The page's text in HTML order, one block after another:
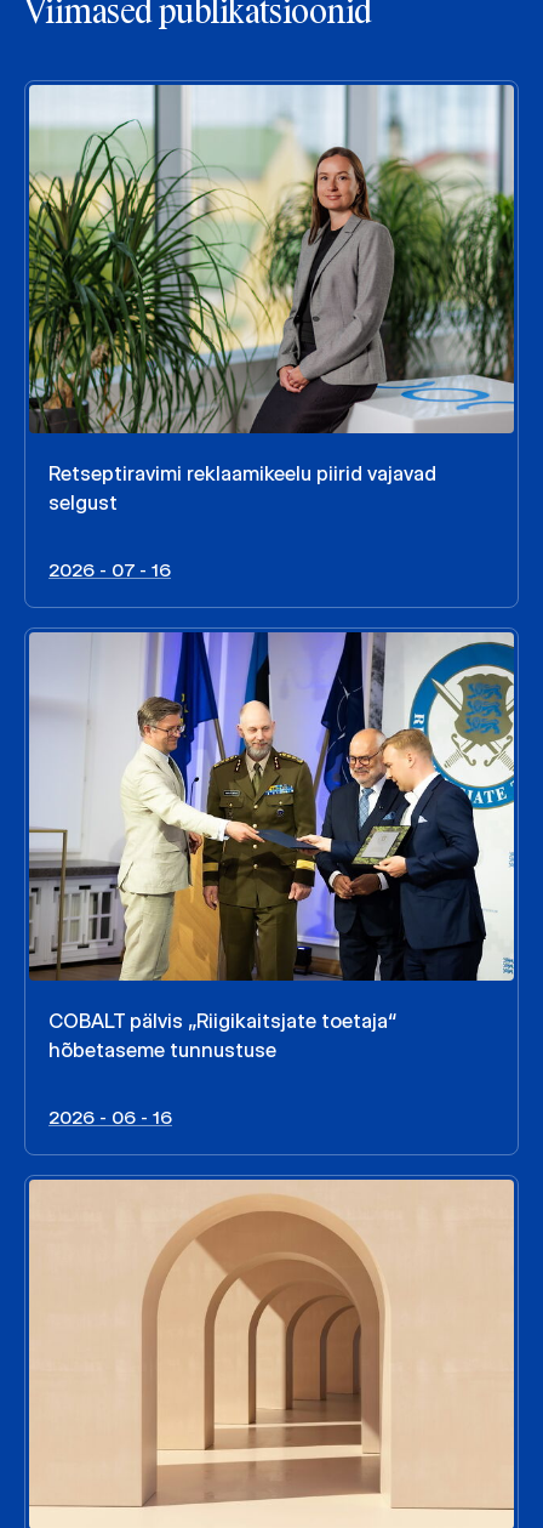
Viimased publikatsioonid
Retseptiravimi reklaamikeelu piirid vajavad
selgust
2026 - 07 - 16
COBALT pälvis „Riigikaitsjate toetaja“
hõbetaseme tunnustuse
2026 - 06 - 16